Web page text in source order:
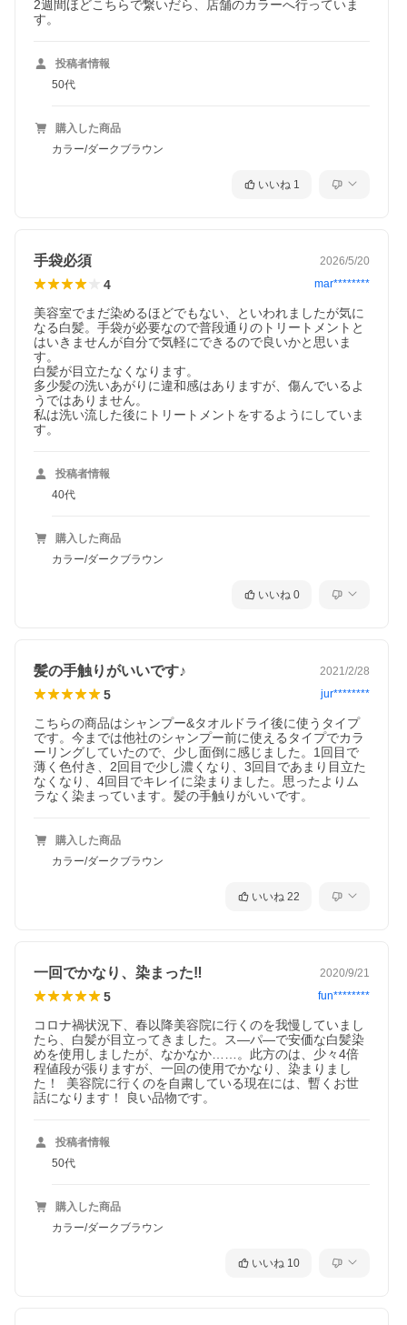
2週間ほどこちらで繋いだら、店舗のカラーへ行っていま
す。
投稿者情報
50代
購入した商品
カラー/ダークブラウン
いいね 1
手袋必須 2026/5/20
4 mar********
美容室でまだ染めるほどでもない、といわれましたが気に
なる白髪。手袋が必要なので普段通りのトリートメントと
はいきませんが自分で気軽にできるので良いかと思いま
す。
白髪が目立たなくなります。
多少髪の洗いあがりに違和感はありますが、傷んでいるよ
うではありません。
私は洗い流した後にトリートメントをするようにしていま
投稿者情報
40代
購入した商品
カラー/ダークブラウン
いいね 0
髪の手触りがいいです♪ 2021/2/28
5 jur********
こちらの商品はシャンプー&タオルドライ後に使うタイプ
です。今までは他社のシャンプー前に使えるタイプでカラ
ーリングしていたので、少し面倒に感じました。1回目で
薄く色付き、2回目で少し濃くなり、3回目であまり目立た
なくなり、4回目でキレイに染まりました。思ったよりム
ラなく染まっています。髪の手触りがいいです。
購入した商品
カラー/ダークブラウン
いいね 22
一回でかなり、染まった‼ 2020/9/21
5 fun********
コロナ禍状況下、春以降美容院に行くのを我慢していまし
たら、白髪が目立ってきました。ス―パ―で安価な白髪染
めを使用しましたが、なかなか……。此方のは、少々4倍
程値段が張りますが、一回の使用でかなり、染まりまし
た！  美容院に行くのを自粛している現在には、暫くお世
話になります！ 良い品物です。
投稿者情報
50代
購入した商品
カラー/ダークブラウン
いいね 10